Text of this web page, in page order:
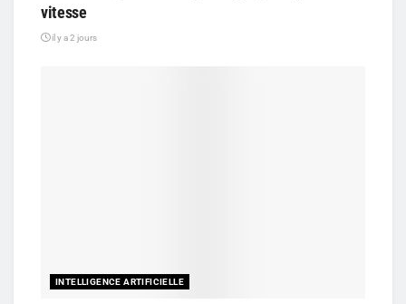
vitesse
il y a 2 jours
INTELLIGENCE ARTIFICIELLE